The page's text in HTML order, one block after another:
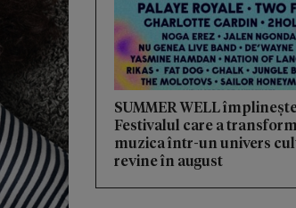
SUMMER WELL
Festivalul care a
muzica într-un univers
revine în august